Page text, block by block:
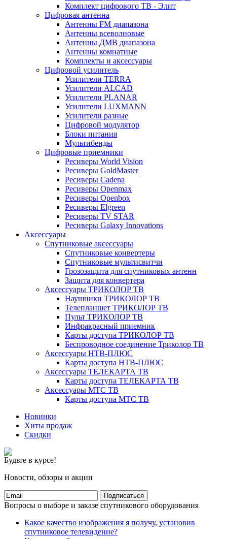
Комплект цифрового ТВ - Элит
Цифровая антенна
Антенны FM диапазона
Антенны всеволновые
Антенны ДМВ диапазона
Антенны комнатные
Комплекты и аксессуары
Цифровой усилитель
Усилители TERRA
Усилители ALCAD
Усилители PLANAR
Усилители LUXMANN
Усилители разные
Цифровой модулятор
Блоки питания
Мультибенды
Цифровые приемники
Ресиверы World Vision
Ресиверы GoldMaster
Ресиверы Cadena
Ресиверы Openmax
Ресиверы Openbox
Ресиверы Elgreen
Ресиверы TV STAR
Ресиверы Galaxy Innovations
Аксессуары
Спутниковые аксессуары
Спутниковые конвертеры
Спутниковые мультисвитчи
Грозозащита для спутниковых антенн
Защита для конвертера
Аксессуары ТРИКОЛОР ТВ
Наушники ТРИКОЛОР ТВ
Телепланшет ТРИКОЛОР ТВ
Пульт ТРИКОЛОР ТВ
Инфракрасный приемник
Карты доступа ТРИКОЛОР ТВ
Беспроводное соединение Триколор ТВ
Аксессуары НТВ-ПЛЮС
Карты доступа НТВ-ПЛЮС
Аксессуары ТЕЛЕКАРТА ТВ
Карты доступа ТЕЛЕКАРТА ТВ
Аксессуары МТС ТВ
Карты доступа МТС ТВ
Новинки
Хиты продаж
Скидки
Будьте в курсе!
Новости, обзоры и акции
Подписаться
Вопросы о выборе и заказе спутникового оборудования
Какое качество изображения я получу, установив
спутниковое телевидение?